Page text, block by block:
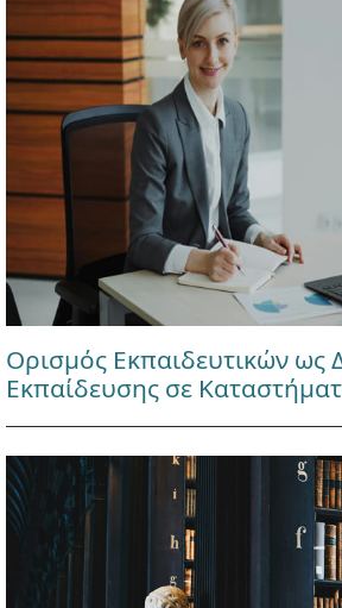
Ορισμός Εκπαιδευτικών ως
Εκπαίδευσης σε